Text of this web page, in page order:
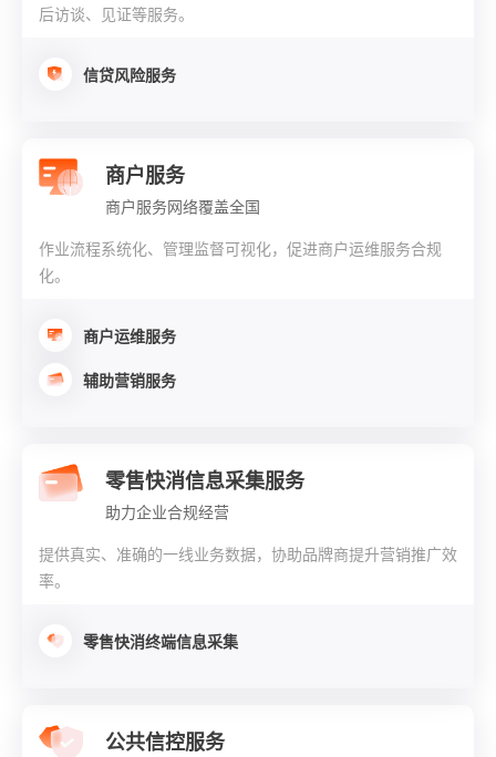
后访谈、见证等服务。
信贷风险服务
商户服务
商户服务网络覆盖全国
作业流程系统化、管理监督可视化，促进商户运维服务合规
化。
商户运维服务
辅助营销服务
零售快消信息采集服务
助力企业合规经营
提供真实、准确的一线业务数据，协助品牌商提升营销推广效
率。
零售快消终端信息采集
公共信控服务